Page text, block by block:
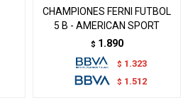
CHAMPIONES FERNI FUTBOL
5 B - AMERICAN SPORT
$ 1.890
$ 1.323
$ 1.512